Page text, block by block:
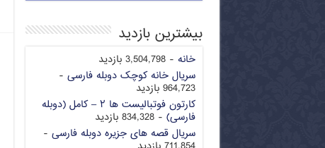
بیشترین بازدید
خانه - 3,504,798 بازدید
سریال خانه کوچک دوبله فارسی -
964,723 بازدید
کارتون فوتبالیست ها ۲ – کامل (دوبله
فارسی) - 834,328 بازدید
سریال قصه های جزیره دوبله فارسی -